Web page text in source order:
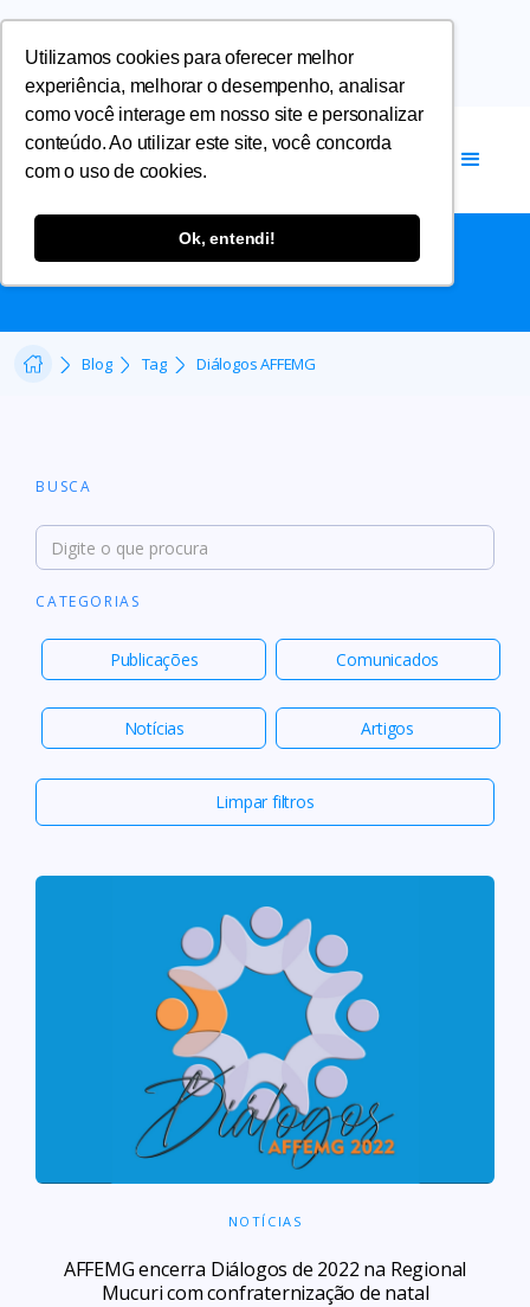
Utilizamos cookies para oferecer melhor
experiência, melhorar o desempenho, analisar
como você interage em nosso site e personalizar
conteúdo. Ao utilizar este site, você concorda
com o uso de cookies.
Ok, entendi!
DIÁLOGOS AFFEMG
Blog Tag Diálogos AFFEMG
NOTÍCIAS
AFFEMG encerra Diálogos de 2022 na Regional
Mucuri com confraternização de natal
BUSCA
CATEGORIAS
Publicações Comunicados
Notícias Artigos
Limpar filtros